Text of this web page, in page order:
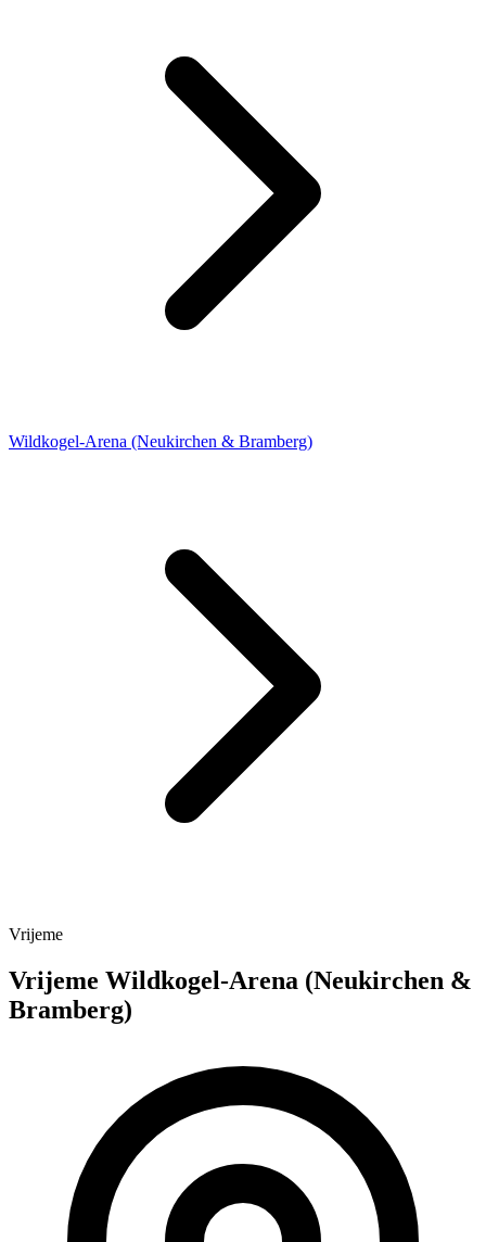
Wildkogel-Arena (Neukirchen & Bramberg)
Vrijeme
Vrijeme Wildkogel-Arena (Neukirchen &
Bramberg)